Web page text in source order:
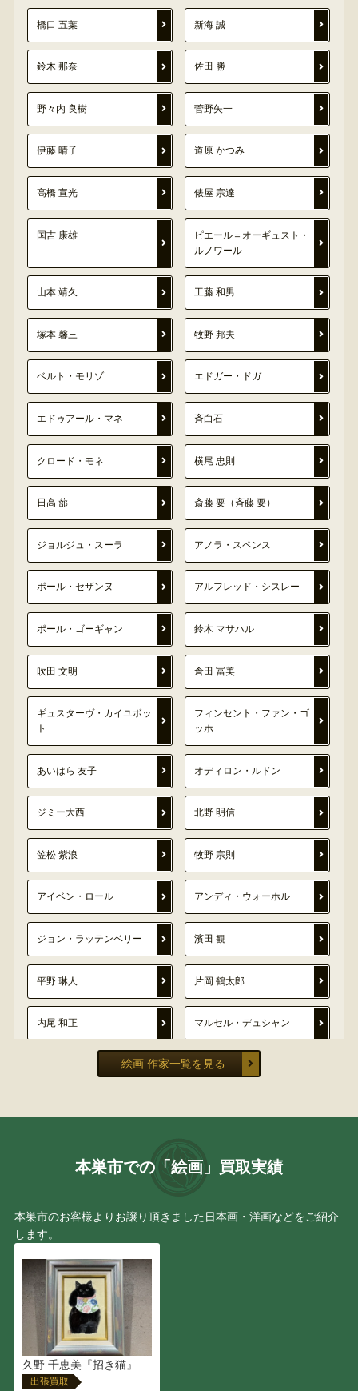
橋口 五葉 新海 誠
鈴木 那奈 佐田 勝
野々内 良樹 菅野矢一
伊藤 晴子 道原 かつみ
高橋 宣光 俵屋 宗達
国吉 康雄
ピエール＝オーギュスト・
ルノワール
山本 靖久 工藤 和男
塚本 馨三 牧野 邦夫
ベルト・モリゾ エドガー・ドガ
エドゥアール・マネ 斉白石
クロード・モネ 横尾 忠則
日高 蔀 斎藤 要（斉藤 要）
ジョルジュ・スーラ アノラ・スペンス
ポール・セザンヌ アルフレッド・シスレー
ポール・ゴーギャン 鈴木 マサハル
吹田 文明 倉田 冨美
ギュスターヴ・カイユボッ
ト
フィンセント・ファン・ゴ
ッホ
あいはら 友子 オディロン・ルドン
ジミー大西 北野 明信
笠松 紫浪 牧野 宗則
アイベン・ロール アンディ・ウォーホル
ジョン・ラッテンベリー 濱田 観
平野 琳人 片岡 鶴太郎
内尾 和正 マルセル・デュシャン
ミハイル・シュミアキン ハンス・ベルメール
鈴木 強
曾我 蕭白
北田 稔
坪内 好子
絵画 作家一覧を見る
本巣市での「絵画」買取実績
本巣市のお客様よりお譲り頂きました日本画・洋画などをご紹介
します。
久野 千恵美『招き猫』
出張買取